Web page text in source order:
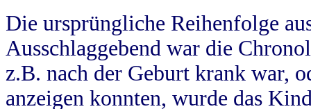
Die ursprüngliche Reihenfolge
Ausschlaggebend war die
z.B. nach der Geburt krank war,
anzeigen konnten, wurde das